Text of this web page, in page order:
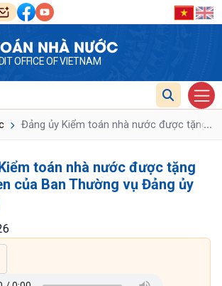
NHÀ NƯỚC
OFFICE OF VIETNAM
Đảng ủy Kiểm toán nhà nước được tặng...
toán nhà nước được tặng
của Ban Thường vụ Đảng ủy